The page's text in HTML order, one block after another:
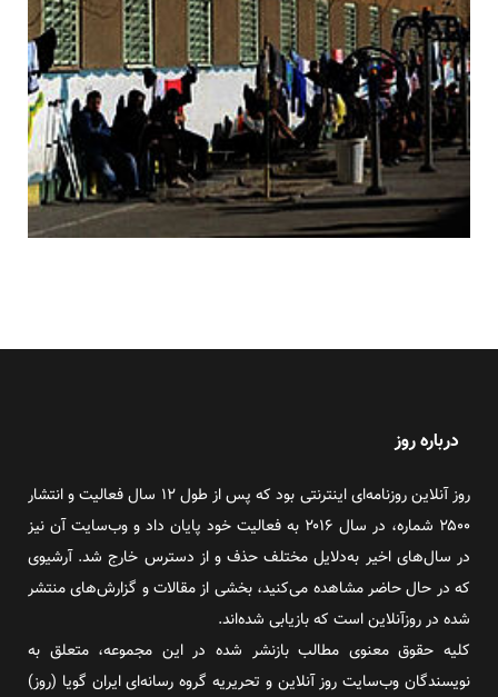
درباره روز
روز آنلاین روزنامه‌ای اینترنتی بود که پس از طول ۱۲ سال فعالیت و انتشار
۲۵۰۰ شماره، در سال ۲۰۱۶ به فعالیت خود پایان داد و وب‌سایت آن نیز
در سال‌های اخیر به‌دلایل مختلف حذف و از دسترس خارج شد. آرشیوی
که در حال حاضر مشاهده می‌کنید، بخشی از مقالات و گزارش‌های منتشر
شده در روزآنلاین است که بازیابی شده‌اند.
کلیه حقوق معنوی مطالب بازنشر شده در این مجموعه، متعلق به
نویسندگان وب‌سایت روز آنلاین و تحریریه گروه رسانه‌ای ایران گویا (روز)